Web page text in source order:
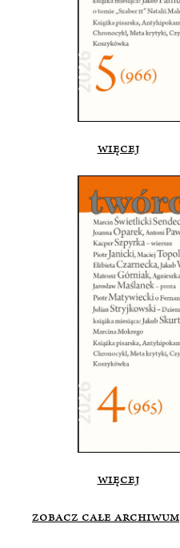
więcej
więcej
ZOBACZ CAŁE ARCHIWUM